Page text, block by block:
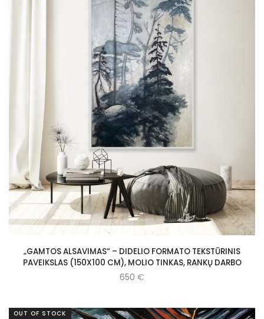
„GAMTOS ALSAVIMAS“ – DIDELIO FORMATO TEKSTŪRINIS
PAVEIKSLAS (150X100 CM), MOLIO TINKAS, RANKŲ DARBO
650 €
OUT OF STOCK